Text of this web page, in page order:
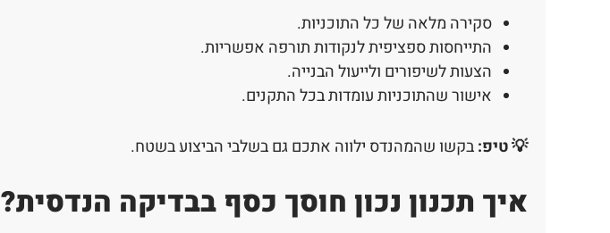
סקירה מלאה של כל התוכניות.
התייחסות ספציפית לנקודות תורפה אפשריות.
הצעות לשיפורים ולייעול הבנייה.
אישור שהתוכניות עומדות בכל התקנים.
💡 טיפ:בקשו שהמהנדס ילווה אתכם גם בשלבי הביצוע בשטח.
איך תכנון נכון חוסך כסף בבדיקה הנדסית?